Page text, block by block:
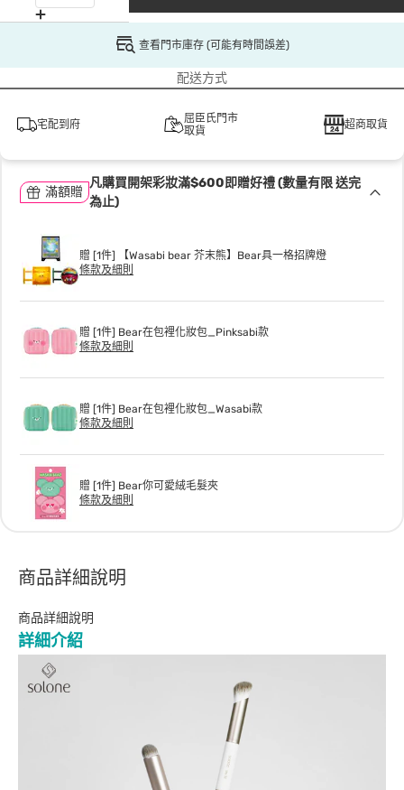
查看門市庫存 (可能有時間誤差)
配送方式
宅配到府
屈臣氏門市
取貨
超商取貨
滿額贈
凡購買開架彩妝滿$600即贈好禮 (數量有限 送完
為止)
贈 [1件] 【Wasabi bear 芥末熊】Bear具一格招牌燈
條款及細則
贈 [1件] Bear在包裡化妝包_Pinksabi款
條款及細則
贈 [1件] Bear在包裡化妝包_Wasabi款
條款及細則
贈 [1件] Bear你可愛絨毛髮夾
條款及細則
商品詳細說明
商品詳細說明
詳細介紹